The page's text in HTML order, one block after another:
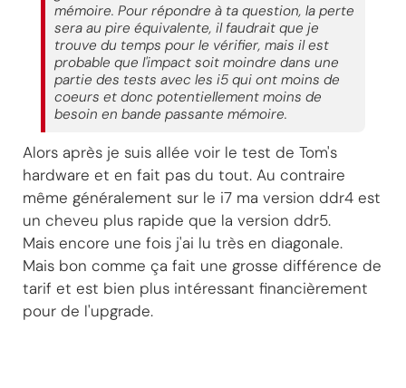
mémoire. Pour répondre à ta question, la perte
sera au pire équivalente, il faudrait que je
trouve du temps pour le vérifier, mais il est
probable que l'impact soit moindre dans une
partie des tests avec les i5 qui ont moins de
coeurs et donc potentiellement moins de
besoin en bande passante mémoire.
Alors après je suis allée voir le test de Tom's
hardware et en fait pas du tout. Au contraire
même généralement sur le i7 ma version ddr4 est
un cheveu plus rapide que la version ddr5.
Mais encore une fois j'ai lu très en diagonale.
Mais bon comme ça fait une grosse différence de
tarif et est bien plus intéressant financièrement
pour de l'upgrade.